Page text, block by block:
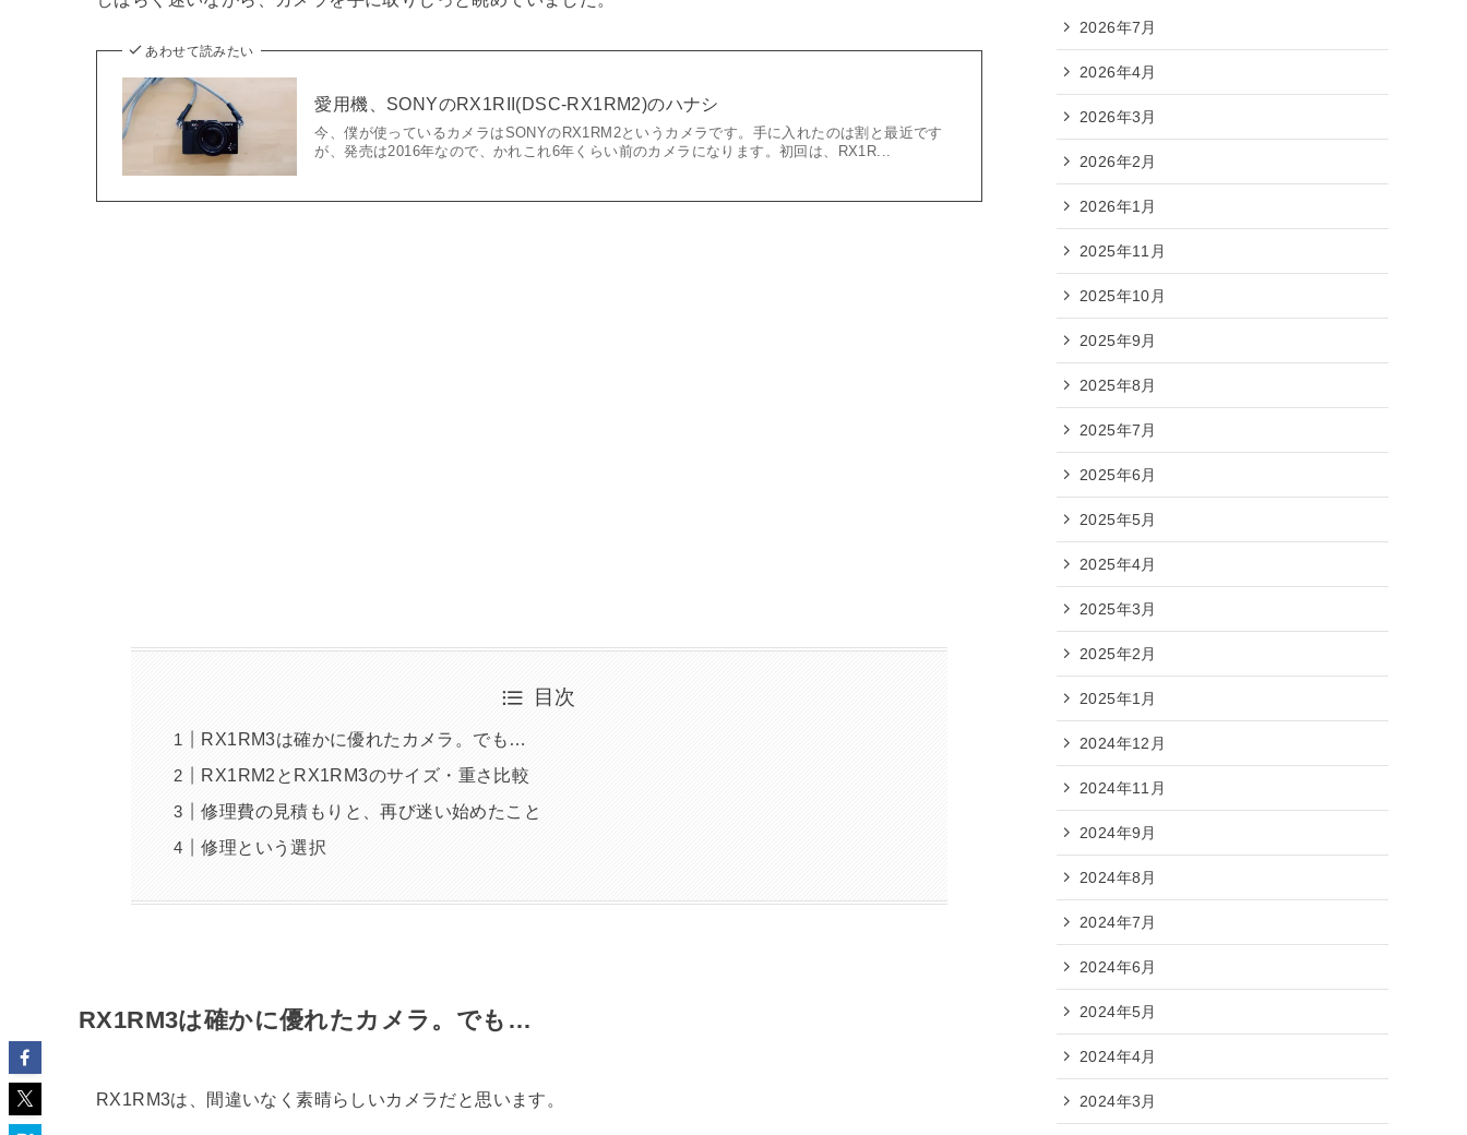
あわせて読みたい
愛用機、SONYのRX1RII(DSC-RX1RM2)のハナシ
今、僕が使っているカメラはSONYのRX1RM2というカメラです。手に入れたのは割と最近です
が、発売は2016年なので、かれこれ6年くらい前のカメラになります。初回は、RX1R...
目次
RX1RM3は確かに優れたカメラ。でも…
RX1RM2とRX1RM3のサイズ・重さ比較
修理費の見積もりと、再び迷い始めたこと
修理という選択
RX1RM3は確かに優れたカメラ。でも…
RX1RM3は、間違いなく素晴らしいカメラだと思います。
2026年7月
2026年4月
2026年3月
2026年2月
2026年1月
2025年11月
2025年10月
2025年9月
2025年8月
2025年7月
2025年6月
2025年5月
2025年4月
2025年3月
2025年2月
2025年1月
2024年12月
2024年11月
2024年9月
2024年8月
2024年7月
2024年6月
2024年5月
2024年4月
2024年3月